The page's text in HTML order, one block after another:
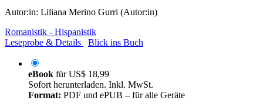
Autor:in: Liliana Merino Gurri (Autor:in)
Romanistik - Hispanistik
Leseprobe & Details
Blick ins Buch
eBook fürUS$ 18,99
Sofort herunterladen. Inkl. MwSt.
Format: PDF und ePUB – für alle Geräte